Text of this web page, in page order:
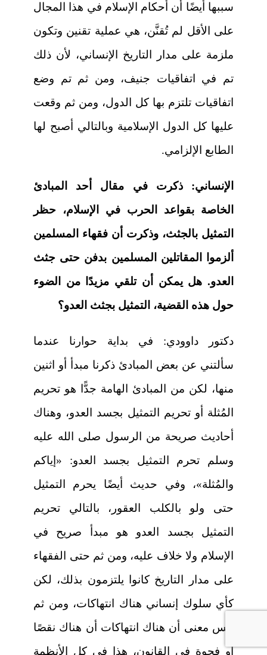
سببها أيضًا أن أحكام الإسلام في هذا المجال
على الأقل لم تُقنَّن، هي عملية تقنين وتكون
ملزمة على مدار التاريخ الإنساني، لأن ذلك
تم في اتفاقيات جنيف، ومن ثم تم وضع
اتفاقيات تلتزم بها كل الدول، ومن ثم وقعت
عليها كل الدول الإسلامية وبالتالي أصبح لها
الطابع الإلزامي.
الإنساني:ذكرت في مقال أحد المبادئ
الخاصة بقواعد الحرب في الإسلام، حظر
التمثيل بالجثث، وذكرت أن فقهاء المسلمين
ألزموا المقاتلين المسلمين بدفن حتى جثث
العدو. هل يمكن أن تلقي مزيدًا من الضوء
حول هذه القضية، التمثيل بجثث العدو؟
دكتور داوودي: في بداية حوارنا عندما
سألتني عن بعض المبادئ ذكرنا مبدأ أو اثنين
منها، لكن من المبادئ الهامة جدًّا هو تحريم
المُثلة أو تحريم التمثيل بجسد العدو، وهناك
أحاديث صريحة من الرسول صلى الله عليه
وسلم تحرم التمثيل بجسد العدو: «إياكم
والمُثلة»، وفي حديث أيضًا يحرم التمثيل
حتى ولو بالكلب العقور، بالتالي تحريم
التمثيل بجسد العدو هو مبدأ صريح في
الإسلام ولا خلاف عليه، ومن ثم حتى الفقهاء
على مدار التاريخ كانوا يلتزمون بذلك، لكن
كأي سلوك إنساني هناك انتهاكات، ومن ثم
ليس معنى أن هناك انتهاكات أن هناك نقصًا
أو فجوة في القانون، هذا في كل الأنظمة